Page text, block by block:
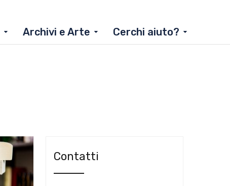
Archivi e Arte Cerchi aiuto?
Contatti